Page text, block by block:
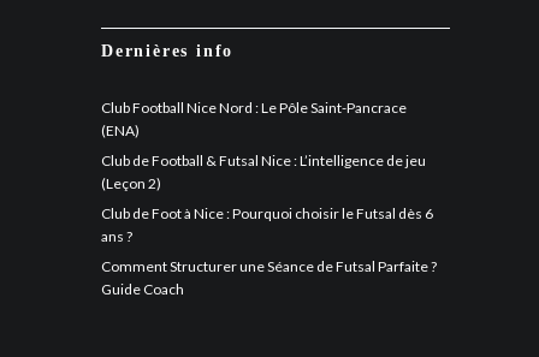
Dernières info
Club Football Nice Nord : Le Pôle Saint-Pancrace
(ENA)
Club de Football & Futsal Nice : L’intelligence de jeu
(Leçon 2)
Club de Foot à Nice : Pourquoi choisir le Futsal dès 6
ans ?
Comment Structurer une Séance de Futsal Parfaite ?
Guide Coach